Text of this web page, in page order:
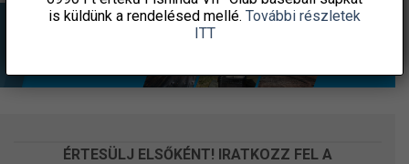
ÉRTESÜLJ ELSŐKÉNT! IRATKOZZ FEL A
is küldünk a rendelésed mellé. További részletek
ITT